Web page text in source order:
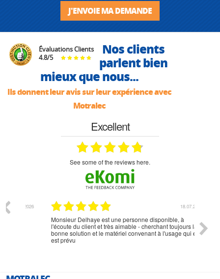
J'ENVOIE MA DEMANDE
Évaluations Clients
4.8/5
Nos clients
parlent bien
mieux que nous...
Ils donnent leur avis sur leur expérience avec
Motralec
Excellent
see some of the reviews here.
18.07.2026
Monsieur Delhaye est une personne disponible, à
l'écoute du client et très aimable - cherchant toujours la
bonne solution et le matériel convenant à l'usage qui en
est prévu